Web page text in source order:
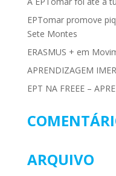
EPTomar promove
Sete Montes
ERASMUS + em
APRENDIZAGEM
EPT NA FREEE –
ARQUIVO